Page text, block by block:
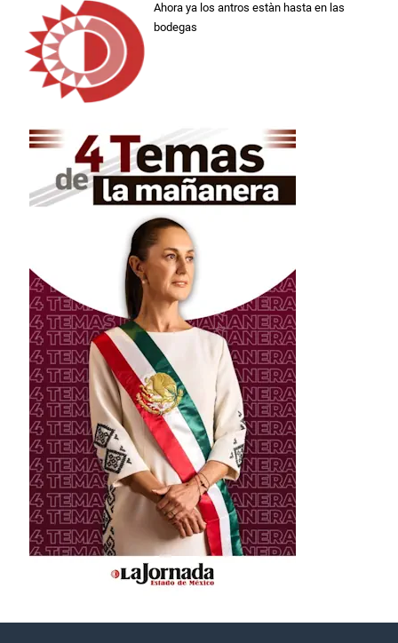
Ahora ya los antros estàn hasta en las
bodegas